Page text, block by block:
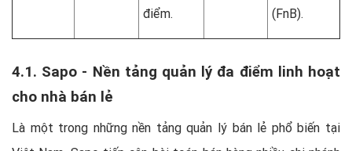
điểm. (FnB).
4.1. Sapo - Nền tảng quản lý đa điểm linh hoạt
cho nhà bán lẻ
Là một trong những nền tảng quản lý bán lẻ phổ biến tại